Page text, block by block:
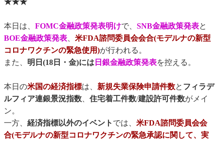
★★★
本日は、 FOMC金融政策発表明けで、 SNB金融政策発表と
BOE金融政策発表、 米FDA諮問委員会会合(モデルナの新型
コロナワクチンの緊急使用)が行われる。
また、 明日(18日・金)には 日銀金融政策発表を控える。
本日の米国の経済指標は、 新規失業保険申請件数と フィラデ
ルフィア連銀景況指数、 住宅着工件数/建設許可件数がメイ
ン。
一方、 経済指標以外のイベント では、 米FDA諮問委員会会
合(モデルナの新型コロナワクチンの緊急承認に関して、実